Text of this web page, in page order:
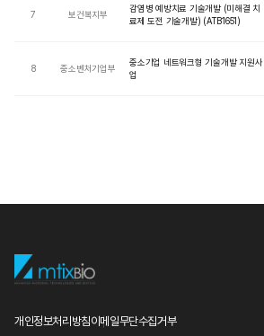
7 보건복지부
감염병 예방치료 기술개발 (미해결 치
료제 도전 기술개발) (ATB1651)
8 중소벤처기업부
중소기업 네트워크형 기술개발 지원사
업
개인정보처리방침이메일무단수집거부